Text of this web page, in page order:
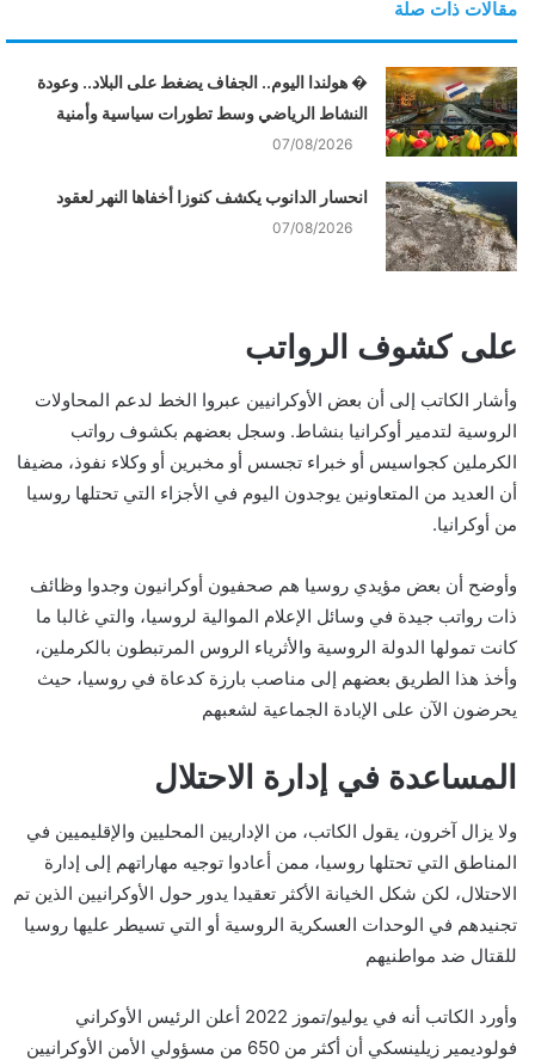
مقالات ذات صلة
� هولندا اليوم.. الجفاف يضغط على البلاد.. وعودة
النشاط الرياضي وسط تطورات سياسية وأمنية
07/08/2026
انحسار الدانوب يكشف كنوزا أخفاها النهر لعقود
07/08/2026
على كشوف الرواتب
وأشار الكاتب إلى أن بعض الأوكرانيين عبروا الخط لدعم المحاولات
الروسية لتدمير أوكرانيا بنشاط. وسجل بعضهم بكشوف رواتب
الكرملين كجواسيس أو خبراء تجسس أو مخبرين أو وكلاء نفوذ، مضيفا
أن العديد من المتعاونين يوجدون اليوم في الأجزاء التي تحتلها روسيا
من أوكرانيا.
وأوضح أن بعض مؤيدي روسيا هم صحفيون أوكرانيون وجدوا وظائف
ذات رواتب جيدة في وسائل الإعلام الموالية لروسيا، والتي غالبا ما
كانت تمولها الدولة الروسية والأثرياء الروس المرتبطون بالكرملين،
وأخذ هذا الطريق بعضهم إلى مناصب بارزة كدعاة في روسيا، حيث
يحرضون الآن على الإبادة الجماعية لشعبهم
المساعدة في إدارة الاحتلال
ولا يزال آخرون، يقول الكاتب، من الإداريين المحليين والإقليميين في
المناطق التي تحتلها روسيا، ممن أعادوا توجيه مهاراتهم إلى إدارة
الاحتلال، لكن شكل الخيانة الأكثر تعقيدا يدور حول الأوكرانيين الذين تم
تجنيدهم في الوحدات العسكرية الروسية أو التي تسيطر عليها روسيا
للقتال ضد مواطنيهم
وأورد الكاتب أنه في يوليو/تموز 2022 أعلن الرئيس الأوكراني
فولوديمير زيلينسكي أن أكثر من 650 من مسؤولي الأمن الأوكرانيين